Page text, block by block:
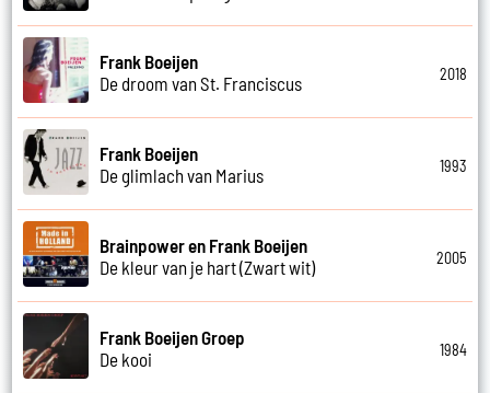
Frank Boeijen
De droom van St. Franciscus
2018
Frank Boeijen
De glimlach van Marius
1993
Brainpower en Frank Boeijen
De kleur van je hart (Zwart wit)
2005
Frank Boeijen Groep
De kooi
1984